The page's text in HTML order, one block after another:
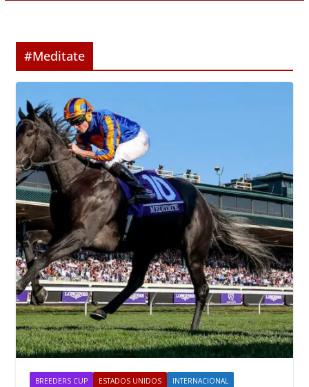
#Meditate
BREEDERS CUP ESTADOS UNIDOS
INTERNACIONAL